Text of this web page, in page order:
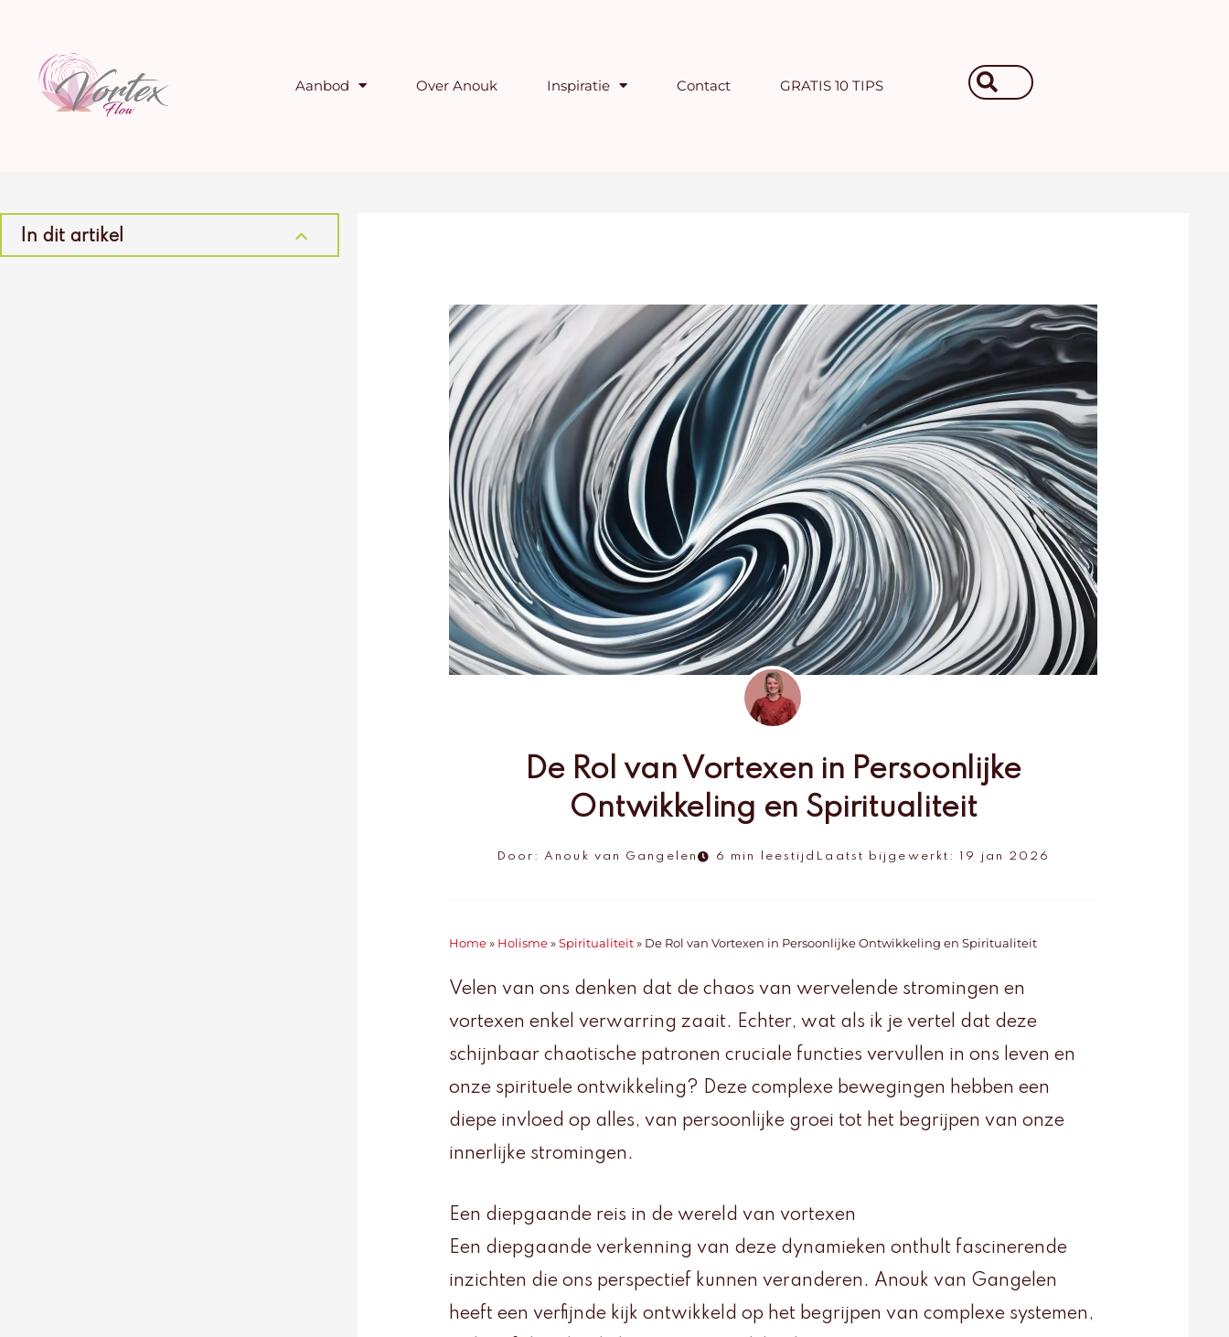
inhoud
Aanbod Over Anouk Inspiratie Contact GRATIS 10 TIPS
Search
...
In dit artikel
De Rol van Vortexen in Persoonlijke
Ontwikkeling en Spiritualiteit
Door: Anouk van Gangelen 6 min leestijd Laatst bijgewerkt: 19 jan 2026
Home » Holisme » Spiritualiteit » De Rol van Vortexen in Persoonlijke Ontwikkeling en Spiritualiteit
Velen van ons denken dat de chaos van wervelende stromingen en
vortexen enkel verwarring zaait. Echter, wat als ik je vertel dat deze
schijnbaar chaotische patronen cruciale functies vervullen in ons leven en
onze spirituele ontwikkeling? Deze complexe bewegingen hebben een
diepe invloed op alles, van persoonlijke groei tot het begrijpen van onze
innerlijke stromingen.
Een diepgaande reis in de wereld van vortexen
Een diepgaande verkenning van deze dynamieken onthult fascinerende
inzichten die ons perspectief kunnen veranderen. Anouk van Gangelen
heeft een verfijnde kijk ontwikkeld op het begrijpen van complexe systemen,